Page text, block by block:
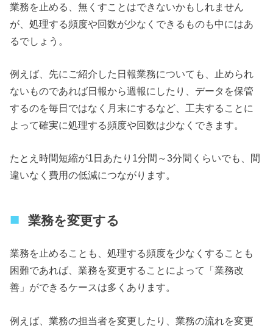
業務を止める、無くすことはできないかもしれません
が、処理する頻度や回数が少なくできるものも中にはあ
るでしょう。
例えば、先にご紹介した日報業務についても、止められ
ないものであれば日報から週報にしたり、データを保管
するのを毎日ではなく月末にするなど、工夫することに
よって確実に処理する頻度や回数は少なくできます。
たとえ時間短縮が1日あたり1分間～3分間くらいでも、間
違いなく費用の低減につながります。
業務を変更する
業務を止めることも、処理する頻度を少なくすることも
困難であれば、業務を変更することによって「業務改
善」ができるケースは多くあります。
例えば、業務の担当者を変更したり、業務の流れを変更